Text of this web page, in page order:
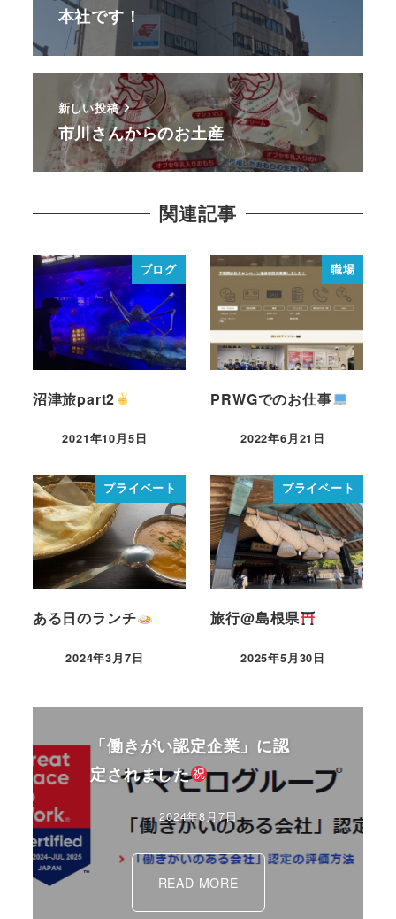
本社です！
新しい投稿
市川さんからのお土産
関連記事
ブログ
沼津旅part2
2021年10月5日
職場
PRWGでのお仕事
2022年6月21日
プライベート
ある日のランチ
2024年3月7日
プライベート
旅行@島根県
2025年5月30日
「働きがい認定企業」に認
定されました
2024年8月7日
READ MORE